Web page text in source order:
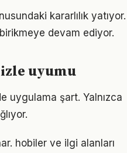
kararlılık yatıyor.
devam ediyor.
uyumu
uygulama şart. Yalnızca
hobiler ve ilgi alanları